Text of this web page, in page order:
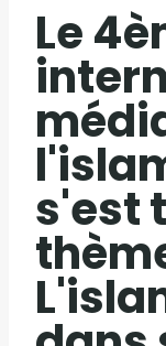
Le
s'est